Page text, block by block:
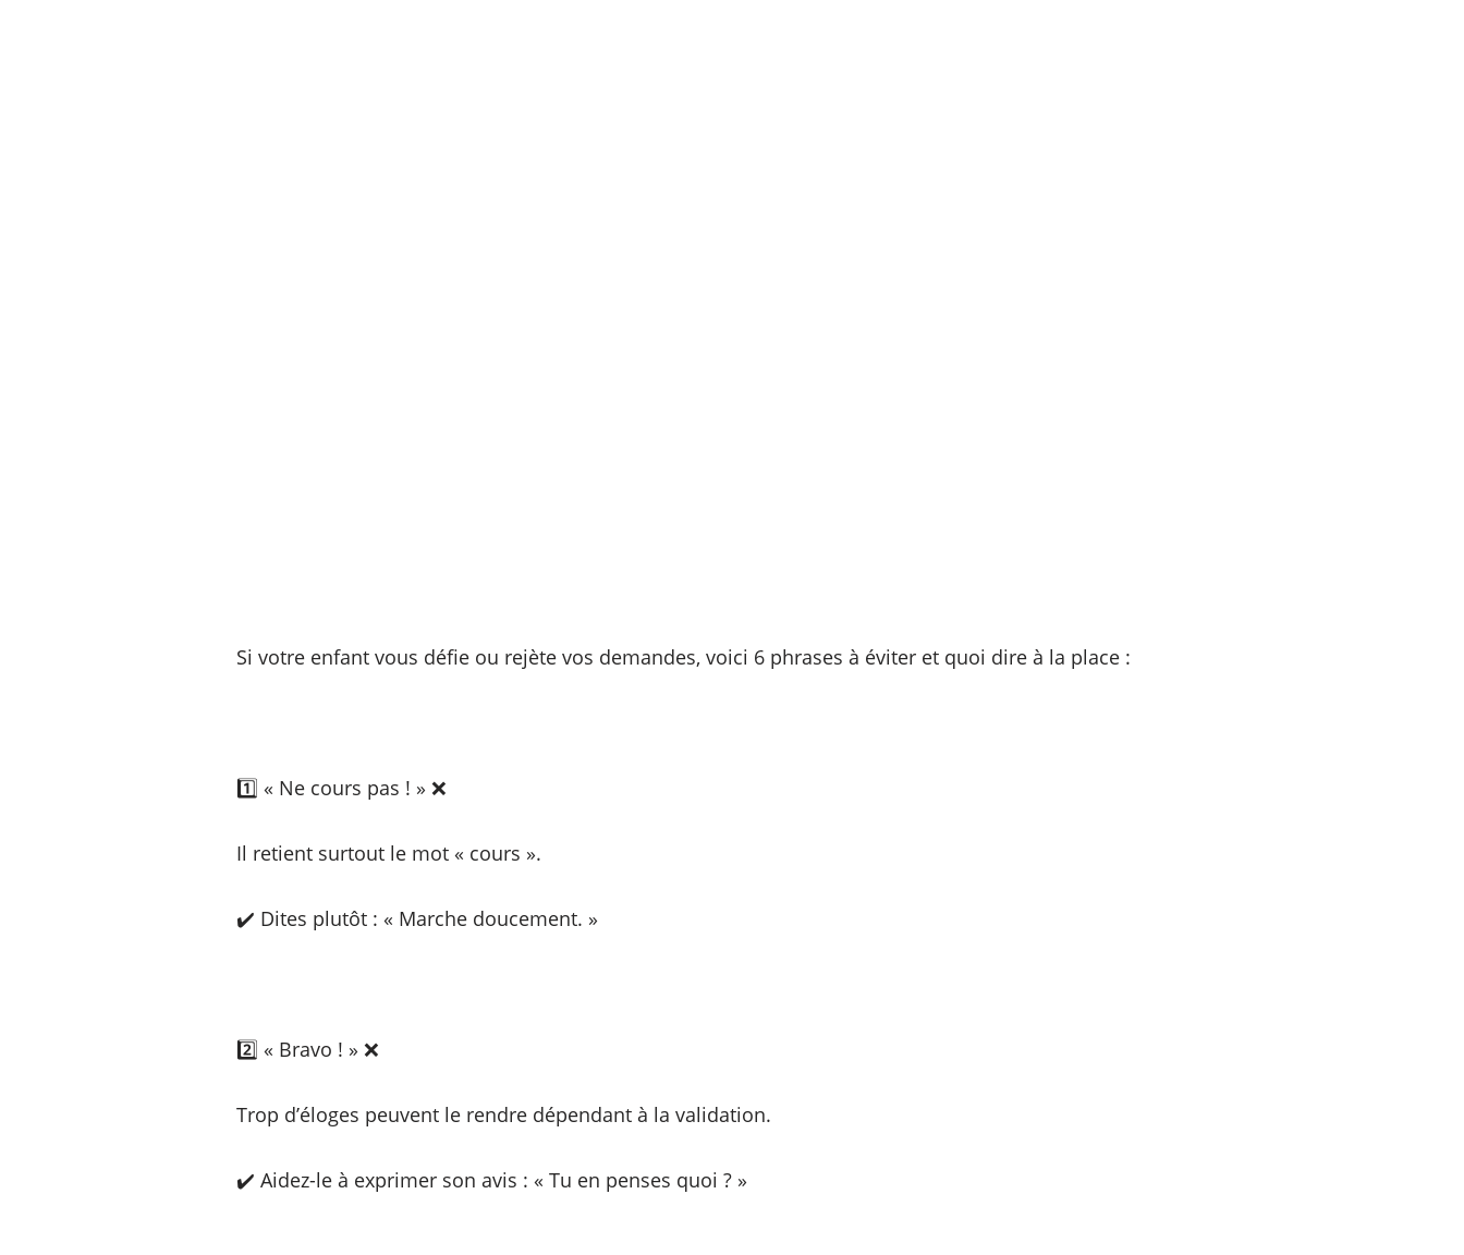
Si votre enfant vous défie ou rejète vos demandes, voici 6 phrases à éviter et quoi dire à la place :
1️⃣ « Ne cours pas ! » ❌
Il retient surtout le mot « cours ».
✔️ Dites plutôt : « Marche doucement. »
2️⃣ « Bravo ! » ❌
Trop d’éloges peuvent le rendre dépendant à la validation.
✔️ Aidez-le à exprimer son avis : « Tu en penses quoi ? »